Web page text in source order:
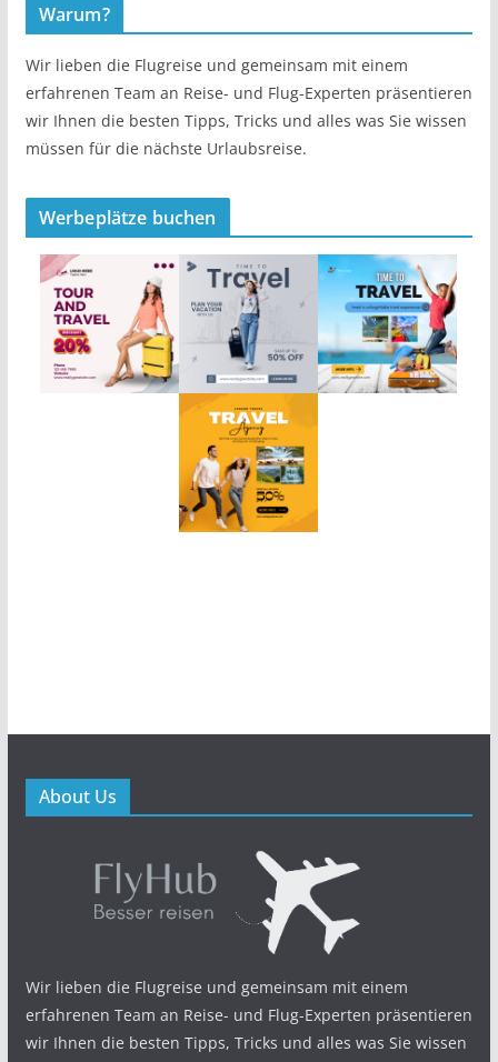
Warum?
Wir lieben die Flugreise und gemeinsam mit einem
erfahrenen Team an Reise- und Flug-Experten präsentieren
wir Ihnen die besten Tipps, Tricks und alles was Sie wissen
müssen für die nächste Urlaubsreise.
Werbeplätze buchen
About Us
Wir lieben die Flugreise und gemeinsam mit einem
erfahrenen Team an Reise- und Flug-Experten präsentieren
wir Ihnen die besten Tipps, Tricks und alles was Sie wissen